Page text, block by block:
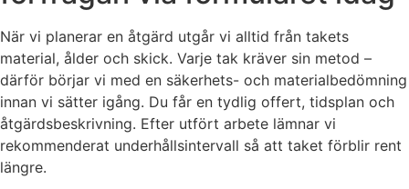
När vi planerar en åtgärd utgår vi alltid från takets
material, ålder och skick. Varje tak kräver sin metod –
därför börjar vi med en säkerhets- och materialbedömning
innan vi sätter igång. Du får en tydlig offert, tidsplan och
åtgärdsbeskrivning. Efter utfört arbete lämnar vi
rekommenderat underhållsintervall så att taket förblir rent
längre.